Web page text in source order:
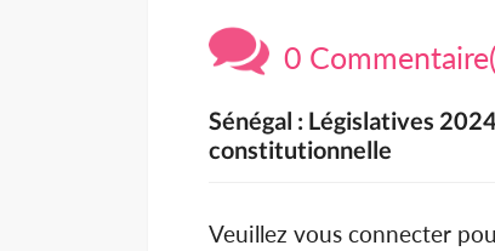
0
Sénégal : Législatives
constitutionnelle
Veuillez vous connecter